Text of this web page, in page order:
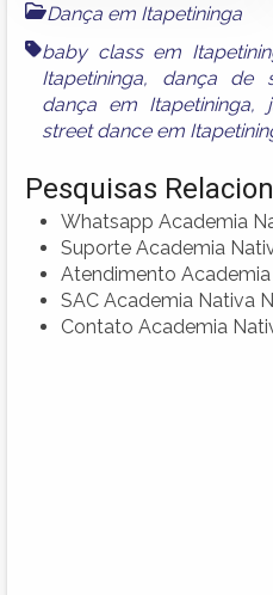
Dança em Itapetininga
baby class em
Itapetininga, dança de
dança em Itapetininga,
street dance em
Pesquisas
Whatsapp Academia
Suporte Academia
Atendimento
SAC Academia Nativa
Contato Academia